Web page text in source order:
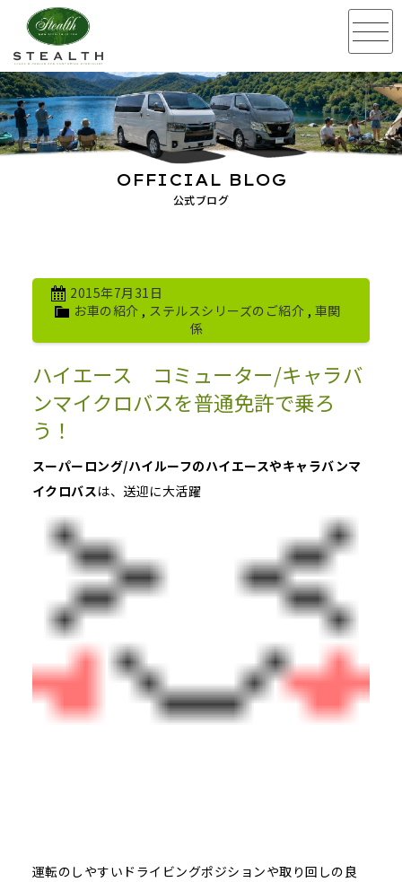
公式ブログ
OFFICIAL BLOG
2015年7月31日
お車の紹介 , ステルスシリーズのご紹介 , 車関
係
ハイエース コミューター/キャラバ
ンマイクロバスを普通免許で乗ろ
う！
スーパーロング/ハイルーフのハイエースやキャラバンマ
イクロバスは、送迎に大活躍
運転のしやすいドライビングポジションや取り回しの良